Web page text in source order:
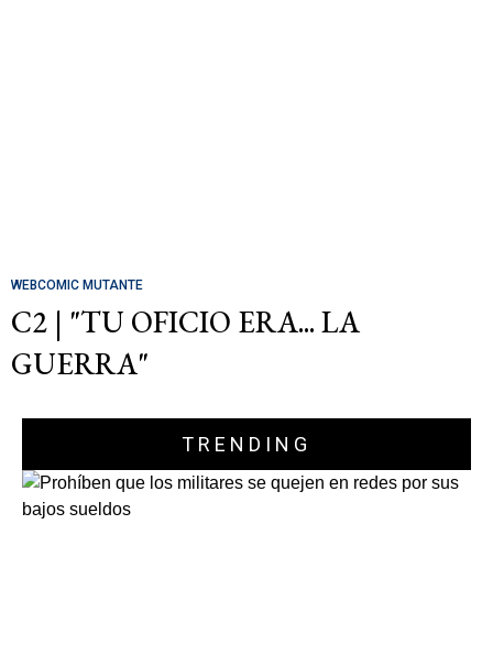
WEBCOMIC MUTANTE
C2 | "TU OFICIO ERA... LA
GUERRA"
TRENDING